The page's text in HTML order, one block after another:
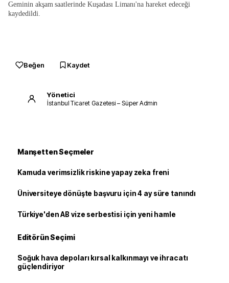
Geminin akşam saatlerinde Kuşadası Limanı'na hareket edeceği
kaydedildi.
Beğen Kaydet
Yönetici
İstanbul Ticaret Gazetesi – Süper Admin
Manşetten Seçmeler
Kamuda verimsizlik riskine yapay zeka freni
Üniversiteye dönüşte başvuru için 4 ay süre tanındı
Türkiye'den AB vize serbestisi için yeni hamle
Editörün Seçimi
Soğuk hava depoları kırsal kalkınmayı ve ihracatı
güçlendiriyor